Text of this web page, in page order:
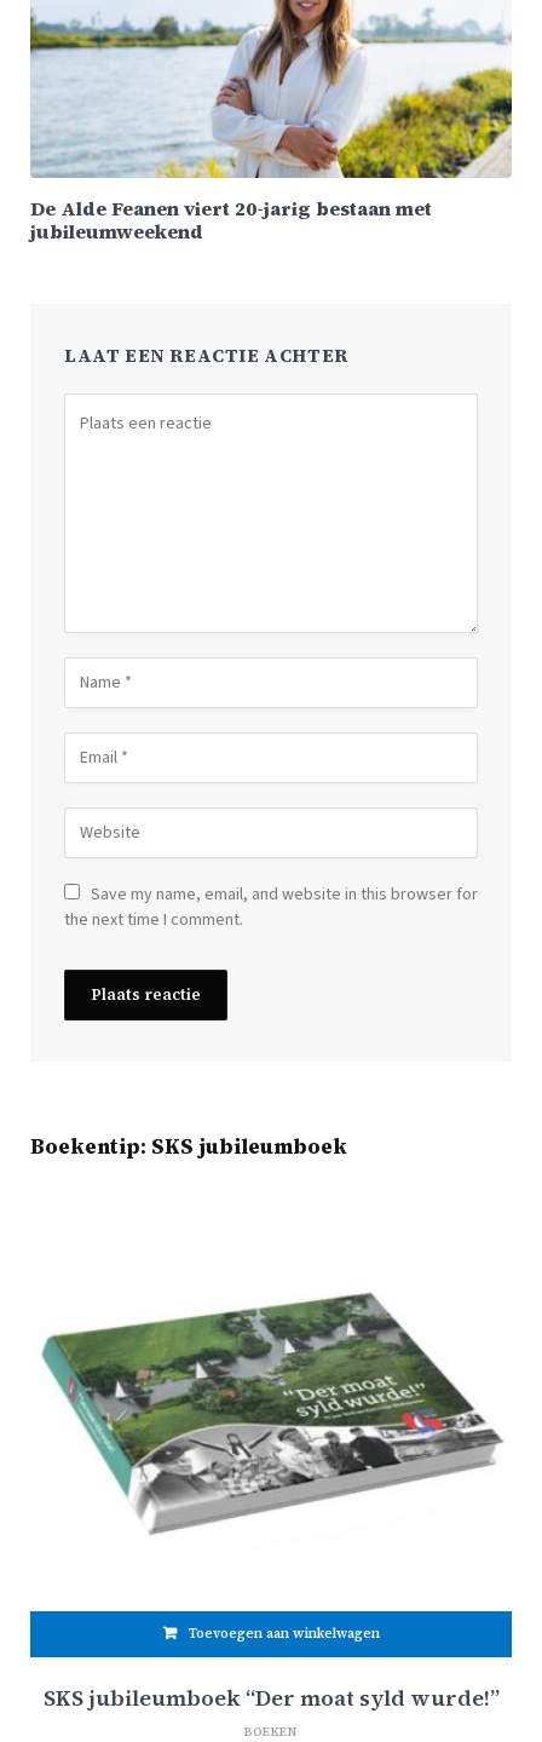
De Alde Feanen viert 20-jarig bestaan met
jubileumweekend
LAAT EEN REACTIE ACHTER
Save my name, email, and website in this browser for
the next time I comment.
Boekentip: SKS jubileumboek
Toevoegen aan winkelwagen
SKS jubileumboek “Der moat syld wurde!”
BOEKEN